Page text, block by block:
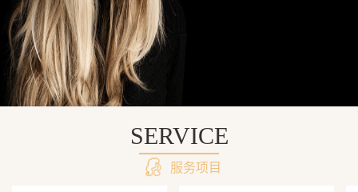
SERVICE
服务项目